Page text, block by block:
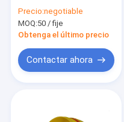
Productos
del poliuretano filtro
material
Precio:negotiable
MOQ:50 / fije
Obtenga el último precio
Contactar ahora